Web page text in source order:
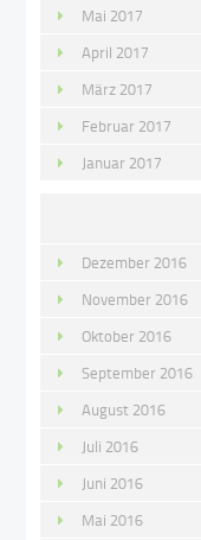
Mai 2017
April 2017
März 2017
Februar 2017
Januar 2017
Dezember 2016
November 2016
Oktober 2016
September 2016
August 2016
Juli 2016
Juni 2016
Mai 2016